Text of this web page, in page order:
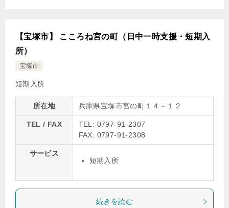
【宝塚市】 こころね宮の町（日中一時支援・短期入
所）
宝塚市
短期入所
所在地 兵庫県宝塚市宮の町１４－１２
TEL / FAX
TEL: 0797-91-2307
FAX: 0797-91-2308
サービス
短期入所
続きを読む